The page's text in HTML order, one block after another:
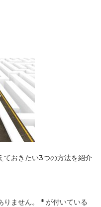
ておきたい3つの方法を紹介
ません。 * が付いている